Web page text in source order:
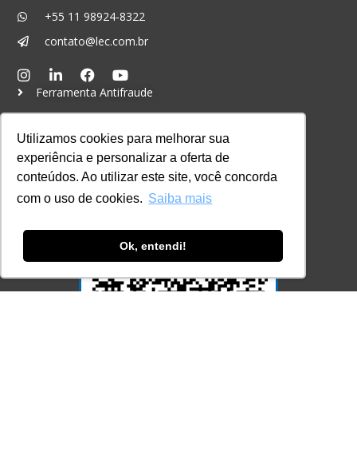
Utilizamos cookies para melhorar sua
experiência e personalizar a oferta de
conteúdos. Ao utilizar este site, você concorda
com o uso de cookies. Saiba mais
Ok, entendi!
+55 11 98924-8322
contato@lec.com.br
Ferramenta Antifraude
Sistema e-MEC